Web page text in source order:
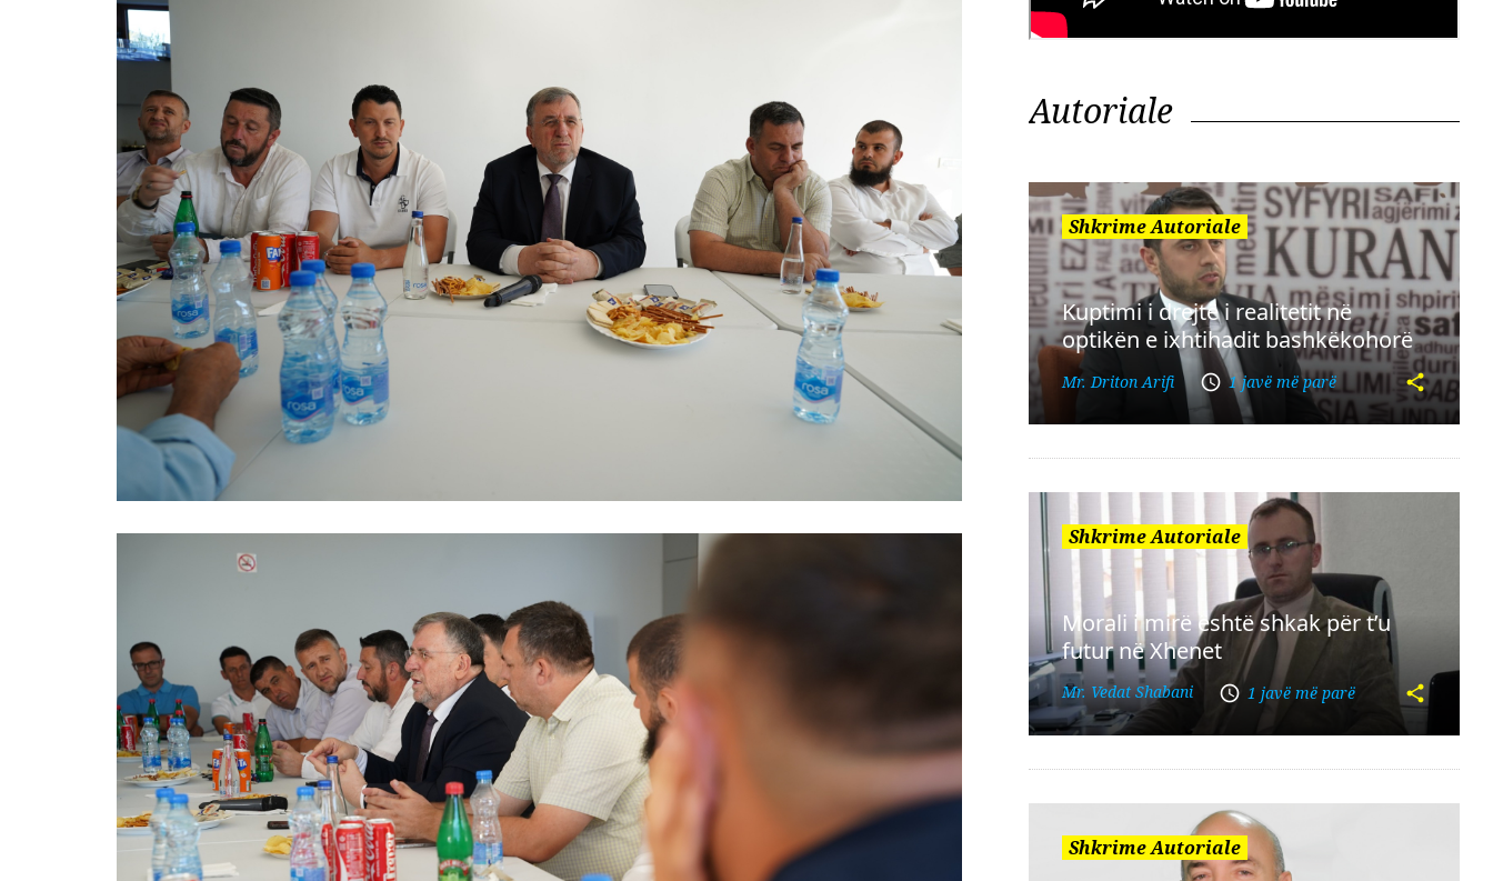
Autoriale
Shkrime Autoriale
Kuptimi i drejtë i realitetit në
optikën e ixhtihadit bashkëkohorë
Mr. Driton Arifi 1 javë më parë
Shkrime Autoriale
Morali i mirë është shkak për t’u
futur në Xhenet
Mr. Vedat Shabani 1 javë më parë
Shkrime Autoriale